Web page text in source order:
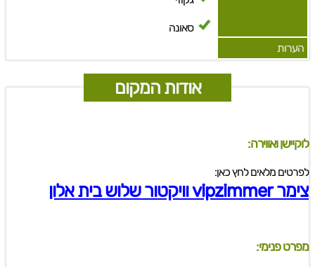
סאונה
הערות
אודות המקום
לוקיישן ואווירה:
לפרטים מלאים לחץ כאן:
צימר vipzimmer וויקטור שלוש בית אלון
מפרט פנימי: